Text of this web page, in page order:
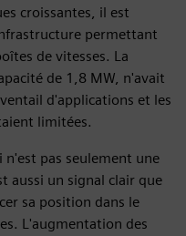
croissantes, il est
permettant
de vitesses. La
de 1,8 MW, n'avait
d'applications et les
limitées.
n'est pas seulement une
aussi un signal clair que
sa position dans le
L'augmentation des